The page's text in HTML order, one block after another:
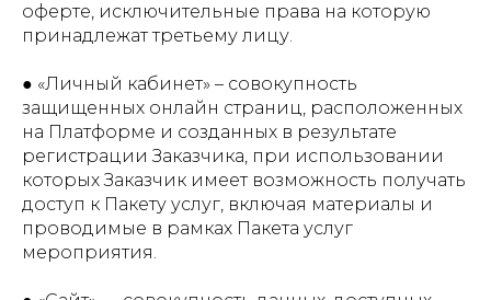
оферте, исключительные права на которую
принадлежат третьему лицу.
● «Личный кабинет» – совокупность
защищенных онлайн страниц, расположенных
на Платформе и созданных в результате
регистрации Заказчика, при использовании
которых Заказчик имеет возможность получать
доступ к Пакету услуг, включая материалы и
проводимые в рамках Пакета услуг
мероприятия.